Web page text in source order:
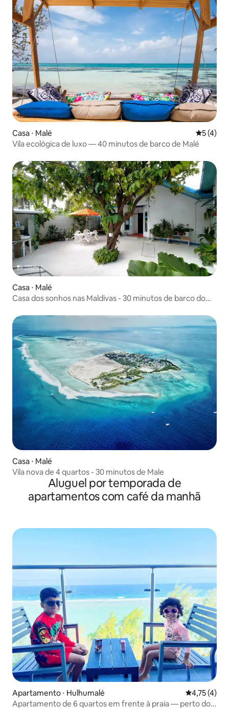
Casa ⋅ Malé 5 de
5 (4)
Vila ecológica de luxo — 40 minutos de barco de Malé
Casa ⋅ Malé
Casa dos sonhos nas Maldivas - 30 minutos de barco do
Casa ⋅ Malé
Vila nova de 4 quartos - 30 minutos de Male
Aluguel por temporada de
apartamentos com café da manhã
Apartamento ⋅ Hulhumalé 4,75 de
4,75 (4)
Apartamento de 6 quartos em frente à praia — perto do